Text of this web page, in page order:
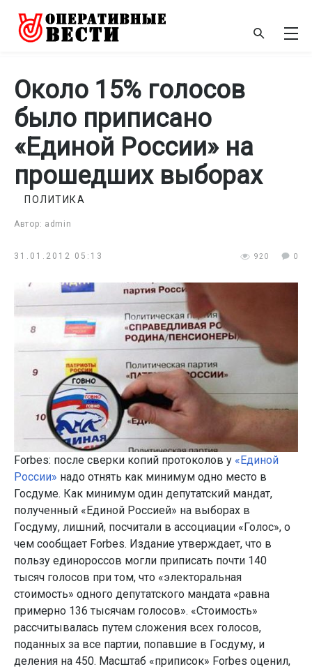
Около 15% голосов
было приписано
«Единой России» на
прошедших выборах
Автор: admin
ПОЛИТИКА
31.01.2012 05:13 920 0
Forbes: после сверки копий протоколов у «Единой
России» надо отнять как минимум одно место в
Госдуме. Как минимум один депутатский мандат,
полученный «Единой Россией» на выборах в
Госдуму, лишний, посчитали в ассоциации «Голос», о
чем сообщает Forbes. Издание утверждает, что в
пользу единороссов могли приписать почти 140
тысяч голосов при том, что «электоральная
стоимость» одного депутатского мандата «равна
примерно 136 тысячам голосов». «Стоимость»
рассчитывалась путем сложения всех голосов,
поданных за все партии, попавшие в Госдуму, и
деления на 450. Масштаб «приписок» Forbes оценил,